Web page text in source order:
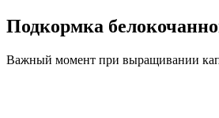
Подкормка
Важный момент при выращивании